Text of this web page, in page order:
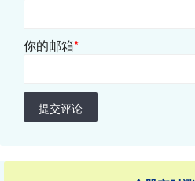
你的邮箱*
提交评论